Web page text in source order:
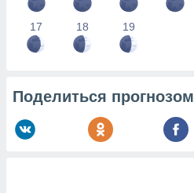
17 18 19
Поделиться прогнозом